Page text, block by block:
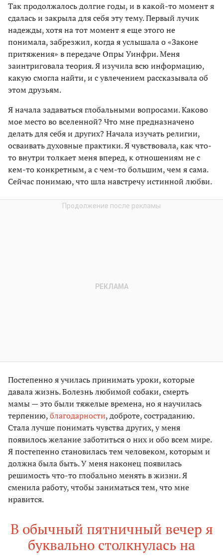
Так продолжалось долгие годы, и в какой-то момент я
сдалась и закрыла для себя эту тему. Первый лучик
надежды, хотя на тот момент я еще этого не
понимала, забрезжил, когда я услышала о «Законе
притяжения» в передаче Опры Уинфри. Меня
заинтриговала теория. Я изучила всю информацию,
какую смогла найти, и с увлечением рассказывала об
этом друзьям.
Я начала задаваться глобальными вопросами. Каково
мое место во вселенной? Что мне предназначено
делать для себя и других? Начала изучать религии,
осваивать духовные практики. Я чувствовала, как что-
то внутри толкает меня вперед, к отношениям не с
кем-то конкретным, а с чем-то большим, чем я сама.
Сейчас понимаю, что шла навстречу истинной любви.
Постепенно я училась принимать уроки, которые
давала жизнь. Болезнь любимой собаки, смерть
мамы — это были тяжелые времена, но я научилась
терпению,благодарности, доброте, состраданию.
Стала лучше понимать чувства других, у меня
появилось желание заботиться о них и обо всем мире.
Я постепенно становилась тем человеком, которым и
должна была быть. У меня наконец появилась
решимость что-то глобально менять в жизни. Я
сменила работу, чтобы заниматься тем, что мне
нравится.
В обычный пятничный вечер я
буквально столкнулась на